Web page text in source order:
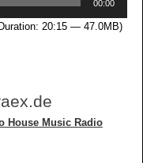
00:00
20:15 — 47.0MB)
House Music Radio